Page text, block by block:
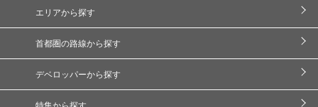
エリアから探す
首都圏の路線から探す
デベロッパーから探す